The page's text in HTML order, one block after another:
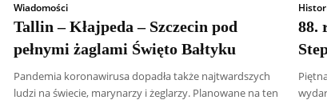
Wiadomości
Tallin – Kłajpeda – Szczecin pod
pełnymi żaglami Święto Bałtyku
Pandemia koronawirusa dopadła także najtwardszych
ludzi na świecie, marynarzy i żeglarzy. Planowane na ten
88.